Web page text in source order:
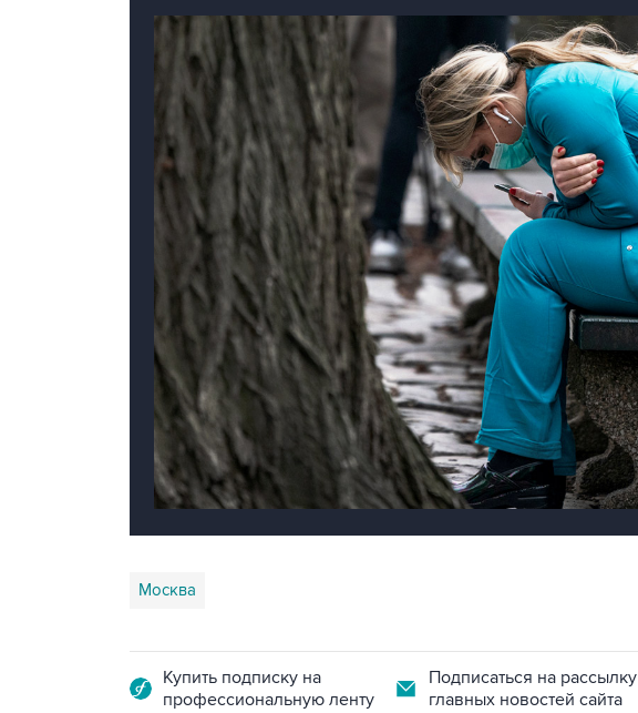
Москва
Купить подписку на
профессиональную ленту
Подписаться на рассылку
главных новостей сайта